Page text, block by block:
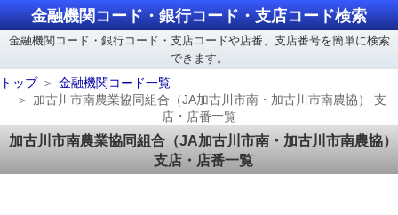
金融機関コード・銀行コード・支店コード検索
金融機関コード・銀行コード・支店コードや店番、支店番号を簡単に検索
できます。
トップ
金融機関コード一覧
加古川市南農業協同組合（JA加古川市南・加古川市南農協） 支
店・店番一覧
加古川市南農業協同組合（JA加古川市南・加古川市南農協）
支店・店番一覧